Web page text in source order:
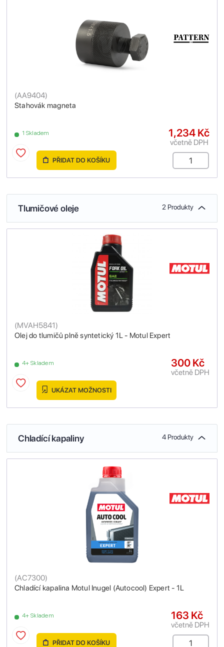
Stahovák magneta
(AA9404)
1 Skladem 1,234 Kč
včetně DPH
PŘIDAT DO KOŠÍKU
Tlumičové oleje 2 Produkty
Olej do tlumičů plně syntetický 1L - Motul Expert
(MVAH5841)
4+ Skladem 300 Kč
včetně DPH
UKÁZAT MOŽNOSTI
Chladící kapaliny 4 Produkty
Chladící kapalina Motul Inugel (Autocool) Expert - 1L
(AC7300)
4+ Skladem 163 Kč
včetně DPH
PŘIDAT DO KOŠÍKU